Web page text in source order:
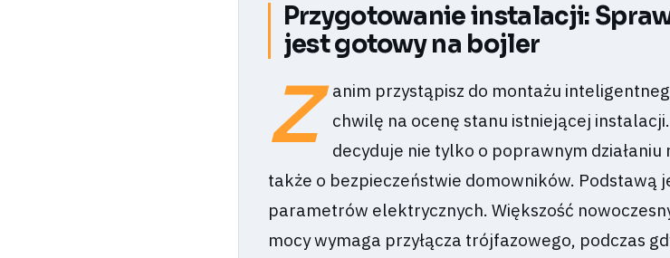
Przygotowanie instalacji:
jest gotowy na bojler
Z
anim przystąpisz do montażu
chwilę na ocenę stanu istniejącej
decyduje nie tylko o poprawnym
także o bezpieczeństwie domowników. Podstawą
parametrów elektrycznych. Większość
mocy wymaga przyłącza trójfazowego, podczas